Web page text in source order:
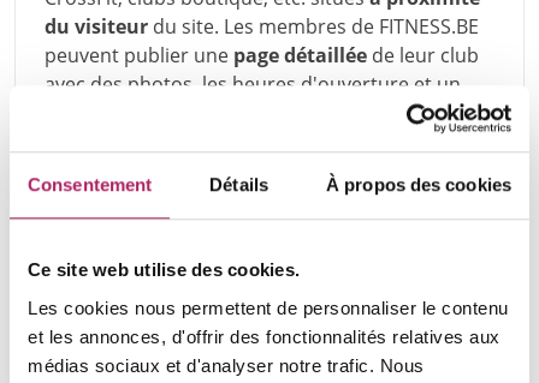
Consentement Détails À propos des cookies
Ce site web utilise des cookies.
Les cookies nous permettent de personnaliser le contenu
et les annonces, d'offrir des fonctionnalités relatives aux
médias sociaux et d'analyser notre trafic. Nous
du visiteur du site. Les membres de FITNESS.BE
peuvent publier une page détaillée de leur club
avec des photos, les heures d'ouverture et un
texte personnalisé. Ils peuvent ainsi booster la
Allez sur cette page
Scan du style de vie
FITNESS.BE a développé le scan du style de vie
en collaboration avec New Health. Grâce à ce